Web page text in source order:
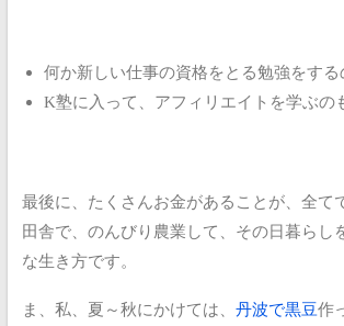
何か新しい仕事の資格をとる勉強をする
K塾に入って、アフィリエイトを学ぶの
最後に、たくさんお金があることが、全て
田舎で、のんびり農業して、その日暮らし
な生き方です。
ま、私、夏～秋にかけては、 丹波で黒豆作